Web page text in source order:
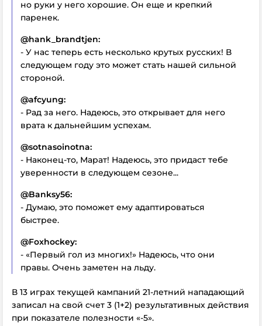
но руки у него хорошие. Он еще и крепкий
паренек.
@hank_brandtjen:
- У нас теперь есть несколько крутых русских! В
следующем году это может стать нашей сильной
стороной.
@afcyung:
- Рад за него. Надеюсь, это открывает для него
врата к дальнейшим успехам.
@sotnasoinotna:
- Наконец-то, Марат! Надеюсь, это придаст тебе
уверенности в следующем сезоне...
@Banksy56:
- Думаю, это поможет ему адаптироваться
быстрее.
@Foxhockey:
- «Первый гол из многих!» Надеюсь, что они
правы. Очень заметен на льду.
В 13 играх текущей кампаний 21-летний нападающий
записал на свой счет 3 (1+2) результативных действия
при показателе полезности «-5».